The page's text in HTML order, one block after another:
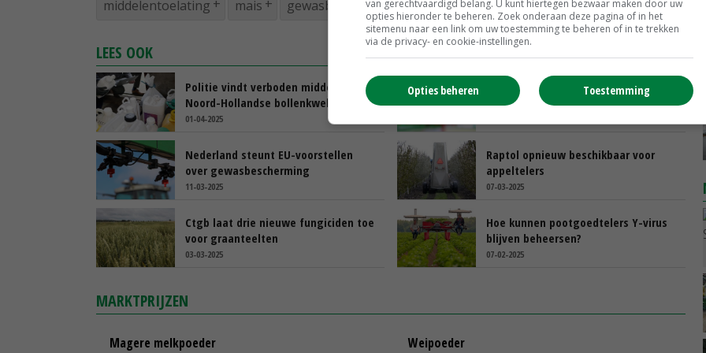
middelentoelating mais gewasbeschermingsmiddelen Ctgb
LEES OOK
Politie vindt verboden middelen bij
Noord-Hollandse bollenkweker
01-04-2025
Ctgb gaat middelen versneld
strenger beoordelen
Nederland steunt EU-voorstellen
over gewasbescherming
11-03-2025
Raptol opnieuw beschikbaar voor
appeltelers
07-03-2025
Ctgb laat drie nieuwe fungiciden toe
voor graanteelten
03-03-2025
Hoe kunnen pootgoedtelers Y-virus
blijven beheersen?
07-02-2025
MARKTPRIJZEN
Magere melkpoeder
Weipoeder
van gerechtvaardigd belang. U kunt hiertegen bezwaar maken door uw
opties hieronder te beheren. Zoek onderaan deze pagina of in het
sitemenu naar een link om uw toestemming te beheren of in te trekken
via de privacy- en cookie-instellingen.
Toestemming
Opties beheren